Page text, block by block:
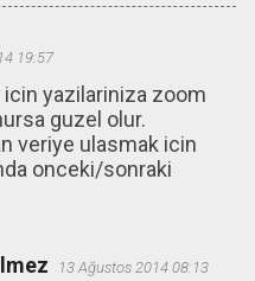
19:57
yazilariniza zoom
guzel olur.
veriye ulasmak icin
onceki/sonraki
13 Ağustos 2014 08:13